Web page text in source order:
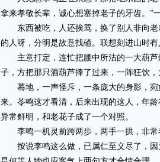
拿来孝敬长辈，诚心想塞掉老子的牙齿。”
东西被吃，人还挨骂，换了别人非向老
的人呀，分明是故意找碴。联想刻进山时
主意打定，连忙把腰中所沽的一大葫芦
子，方把那只酒葫芦捧了过来，一阵狂饮
蓦地，一声怪斥，一条庞大的身影，宛
来。苓鸣这才看清，后来出现的这人，年
异常鲜明，和老花子成了一个对照。
李鸣一机灵前跨两步，两手一拱，非常
按说李鸣这么做，已属仁至义尽了，因